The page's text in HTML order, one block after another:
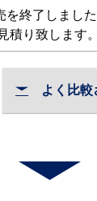
終了しました
積り致します。
よく比較